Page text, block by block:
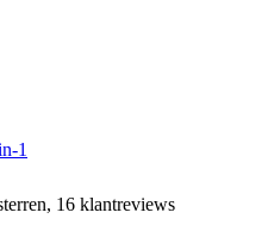
1
16 klantreviews